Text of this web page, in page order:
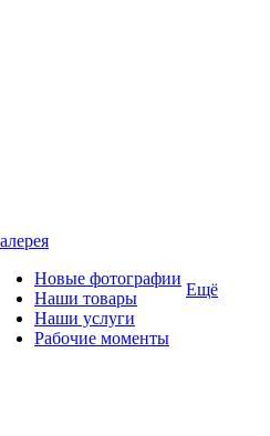
Новые фотографии
Наши товары
Наши услуги
Рабочие моменты
Ещё